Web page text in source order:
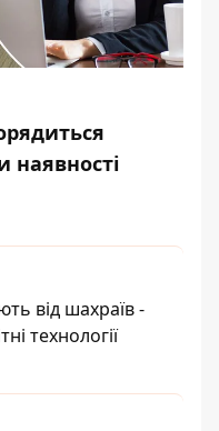
від шахраїв -
технології